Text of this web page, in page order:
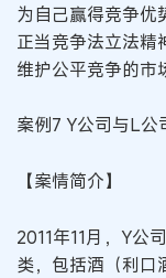
为自己赢得竞争优
正当竞争法立法精
维护公平竞争的市
案例7 Y公司与L
【案情简介】
2011年11月，Y公
类，包括酒（利口